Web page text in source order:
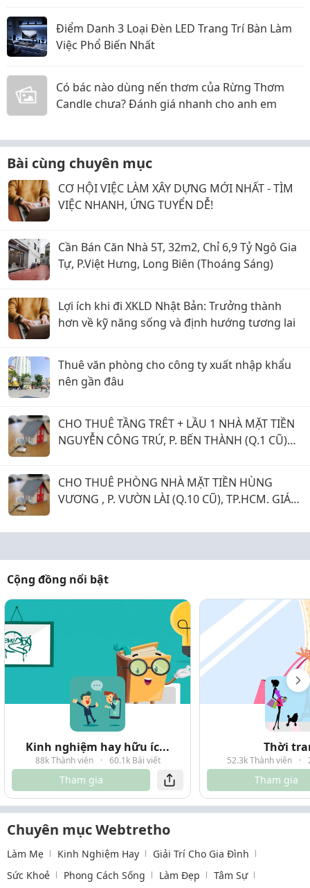
Điểm Danh 3 Loại Đèn LED Trang Trí Bàn Làm
Việc Phổ Biến Nhất
Có bác nào dùng nến thơm của Rừng Thơm
Candle chưa? Đánh giá nhanh cho anh em
Bài cùng chuyên mục
CƠ HỘI VIỆC LÀM XÂY DỰNG MỚI NHẤT - TÌM
VIỆC NHANH, ỨNG TUYỂN DỄ!
Cần Bán Căn Nhà 5T, 32m2, Chỉ 6,9 Tỷ Ngô Gia
Tự, P.Việt Hưng, Long Biên (Thoáng Sáng)
Lợi ích khi đi XKLD Nhật Bản: Trưởng thành
hơn về kỹ năng sống và định hướng tương lai
Thuê văn phòng cho công ty xuất nhập khẩu
nên gần đâu
CHO THUÊ TẦNG TRÊT + LẦU 1 NHÀ MẶT TIỀN
NGUYỄN CÔNG TRỨ, P. BẾN THÀNH (Q.1 CŨ)
CHO THUÊ PHÒNG NHÀ MẶT TIỀN HÙNG
VƯƠNG , P. VƯỜN LÀI (Q.10 CŨ), TP.HCM. GIÁ 4
Cộng đồng nổi bật
Kinh nghiệm hay hữu íc...
88k Thành viên · 60.1k Bài viết
Tham gia
Thời
52.3k Thành viên ·
Tham gia
Chuyên mục Webtretho
Làm Mẹ Kinh Nghiệm Hay
Giải Trí Cho Gia Đình
Sức Khoẻ
Phong Cách Sống Làm Đẹp Tâm Sự